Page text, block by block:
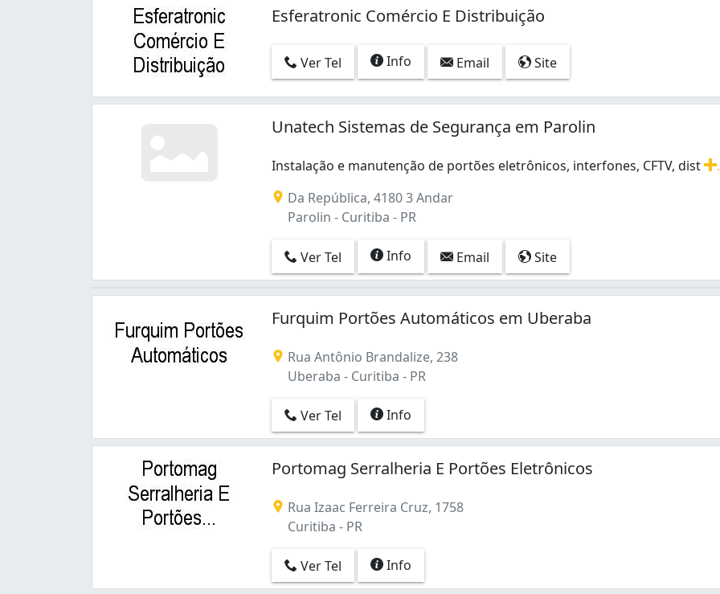
Esferatronic Comércio E Distribuição
Ver Tel Info Email Site
Unatech Sistemas de Segurança em Parolin
Instalação e manutenção de portões eletrônicos, interfones, CFTV, dist
Da República, 4180 3 Andar
Parolin - Curitiba - PR
Ver Tel Info Email Site
Furquim Portões Automáticos em Uberaba
Rua Antônio Brandalize, 238
Uberaba - Curitiba - PR
Ver Tel Info
Portomag Serralheria E Portões Eletrônicos
Rua Izaac Ferreira Cruz, 1758
Curitiba - PR
Ver Tel Info